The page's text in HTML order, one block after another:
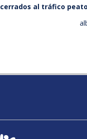
cerrados al tráfico